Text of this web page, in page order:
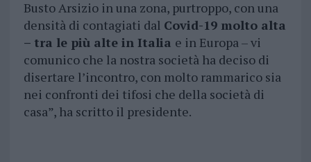
Busto Arsizio in una zona, purtroppo, con una
densità di contagiati dal Covid-19 molto alta
– tra le più alte in Italia e in Europa – vi
comunico che la nostra società ha deciso di
disertare l’incontro, con molto rammarico sia
nei confronti dei tifosi che della società di
casa”, ha scritto il presidente.